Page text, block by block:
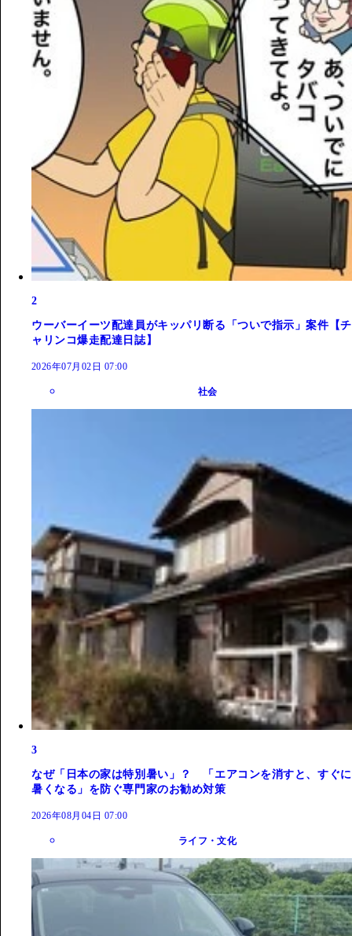
2
ウーバーイーツ配達員がキッパリ断る「ついで指示」案件【チ
ャリンコ爆走配達日誌】
2026年07月02日 07:00
社会
3
なぜ「日本の家は特別暑い」？ 「エアコンを消すと、すぐに
暑くなる」を防ぐ専門家のお勧め対策
2026年08月04日 07:00
ライフ・文化